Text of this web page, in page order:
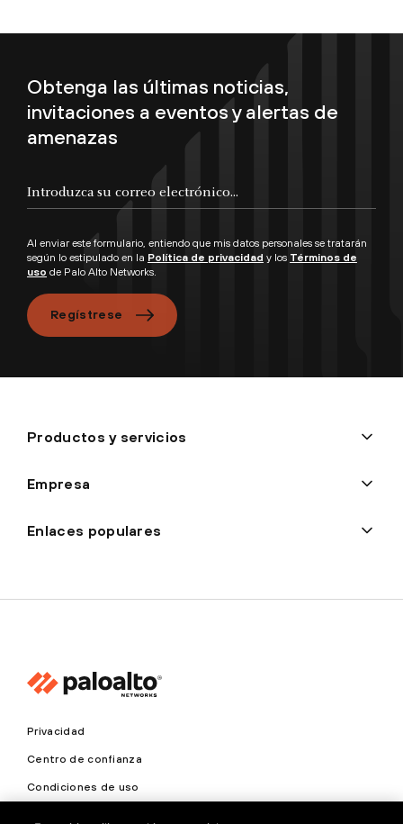
Obtenga las últimas noticias,
invitaciones a eventos y alertas de
amenazas
Al enviar este formulario, entiendo que mis datos personales se tratarán
según lo estipulado en la Política de privacidad y los Términos de
uso de Palo Alto Networks.
Regístrese
Productos y servicios
Empresa
Enlaces populares
Privacidad
Centro de confianza
Condiciones de uso